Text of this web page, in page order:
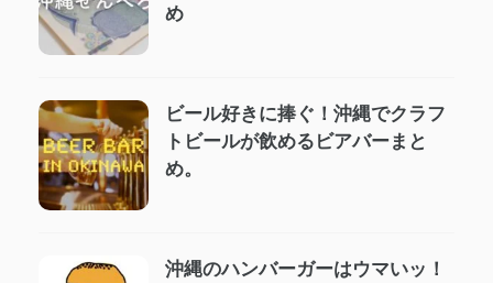
め
ビール好きに捧ぐ！沖縄でクラフ
トビールが飲めるビアバーまと
め。
沖縄のハンバーガーはウマいッ！